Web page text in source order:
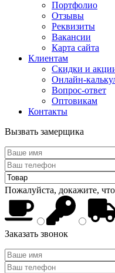
Портфолио
Отзывы
Реквизиты
Вакансии
Карта сайта
Клиентам
Скидки и
Онлайн-
Вопрос-ответ
Оптовикам
Контакты
Вызвать замерщика
Пожалуйста, докажите,
Заказать звонок